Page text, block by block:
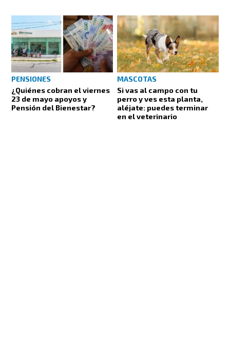
PENSIONES
¿Quiénes cobran el viernes
23 de mayo apoyos y
Pensión del Bienestar?
MASCOTAS
Si vas al campo con tu
perro y ves esta planta,
aléjate: puedes terminar
en el veterinario